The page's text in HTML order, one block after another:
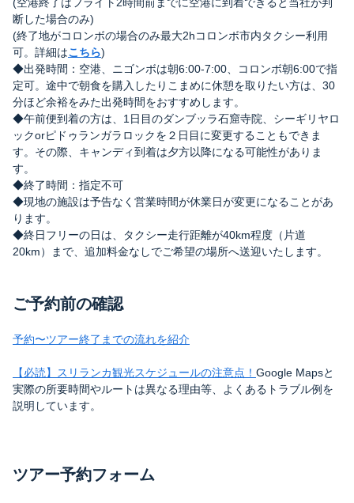
断した場合のみ)
(終了地がコロンボの場合のみ最大2hコロンボ市内タクシー利用
可。詳細はこちら)
◆出発時間：空港、ニゴンボは朝6:00-7:00、コロンボ朝6:00で指
定可。途中で朝食を購入したりこまめに休憩を取りたい方は、30
分ほど余裕をみた出発時間をおすすめします。
◆午前便到着の方は、1日目のダンブッラ石窟寺院、シーギリヤロ
ックorピドゥランガラロックを２日目に変更することもできま
す。その際、キャンディ到着は夕方以降になる可能性がありま
す。
◆終了時間：指定不可
◆現地の施設は予告なく営業時間が休業日が変更になることがあ
ります。
◆終日フリーの日は、タクシー走行距離が40km程度（片道
20km）まで、追加料金なしでご希望の場所へ送迎いたします。
ご予約前の確認
予約〜ツアー終了までの流れを紹介
【必読】スリランカ観光スケジュールの注意点！ Google Mapsと
実際の所要時間やルートは異なる理由等、よくあるトラブル例を
説明しています。
ツアー予約フォーム